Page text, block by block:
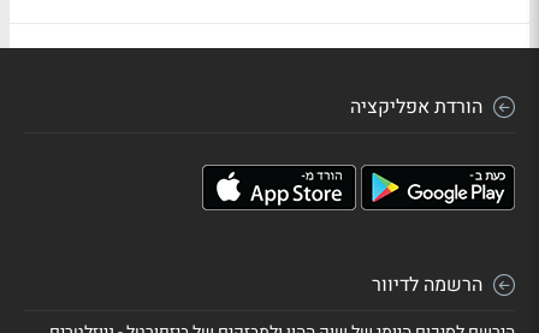
הורדת אפליקציה
הרשמה לדיוור